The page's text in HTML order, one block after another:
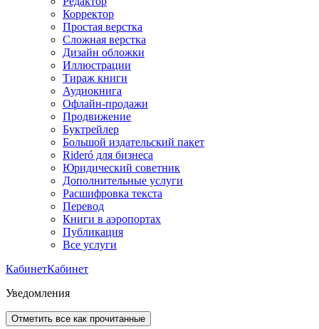
Корректор
Простая верстка
Сложная верстка
Дизайн обложки
Иллюстрации
Тираж книги
Аудиокнига
Офлайн-продажи
Продвижение
Буктрейлер
Большой издательский пакет
Rideró для бизнеса
Юридический советник
Дополнительные услуги
Расшифровка текста
Перевод
Книги в аэропортах
Публикация
Все услуги
КабинетКабинет
Уведомления
Отметить все как прочитанные